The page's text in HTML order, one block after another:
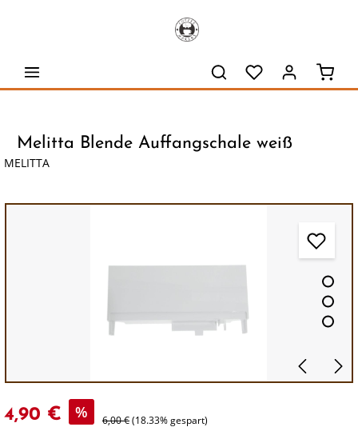
Melitta Blende Auffangschale weiß
MELITTA
4,90 € % 6,00 €(18.33% gespart)